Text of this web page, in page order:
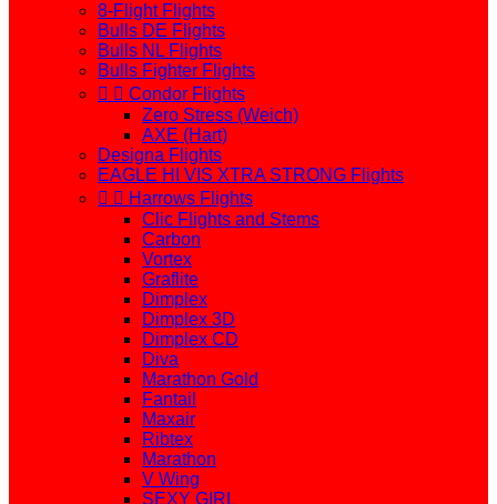
8-Flight Flights
Bulls DE Flights
Bulls NL Flights
Bulls Fighter Flights
  Condor Flights
Zero Stress (Weich)
AXE (Hart)
Designa Flights
EAGLE HI VIS XTRA STRONG Flights
  Harrows Flights
Clic Flights and Stems
Carbon
Vortex
Graflite
Dimplex
Dimplex 3D
Dimplex CD
Diva
Marathon Gold
Fantail
Maxair
Ribtex
Marathon
V Wing
SEXY GIRL